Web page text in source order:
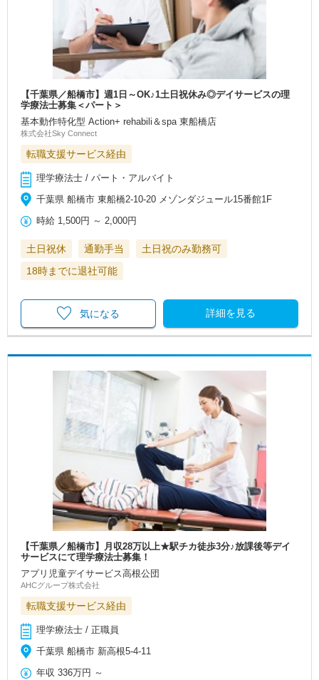
【千葉県／船橋市】週1日～OK♪1土日祝休み◎デイサービスの理
学療法士募集＜パート＞
基本動作特化型 Action+ rehabili＆spa 東船橋店
株式会社Sky Connect
転職支援サービス経由
理学療法士 / パート・アルバイト
千葉県 船橋市 東船橋2-10-20 メゾンダジュール15番館1F
時給 1,500円 ～2,000円
土日祝休 通勤手当
土日祝のみ勤務可
18時までに退社可能
詳細を見る
気になる
【千葉県／船橋市】月収28万以上★駅チカ徒歩3分♪放課後等デイ
サービスにて理学療法士募集！
アプリ児童デイサービス高根公団
AHCグループ株式会社
転職支援サービス経由
理学療法士 / 正職員
千葉県 船橋市 新高根5-4-11
年収 336万円 ～